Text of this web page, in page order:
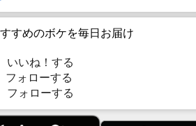
すめのボケを毎日お届け
いいね！する
ォローする
フォローする